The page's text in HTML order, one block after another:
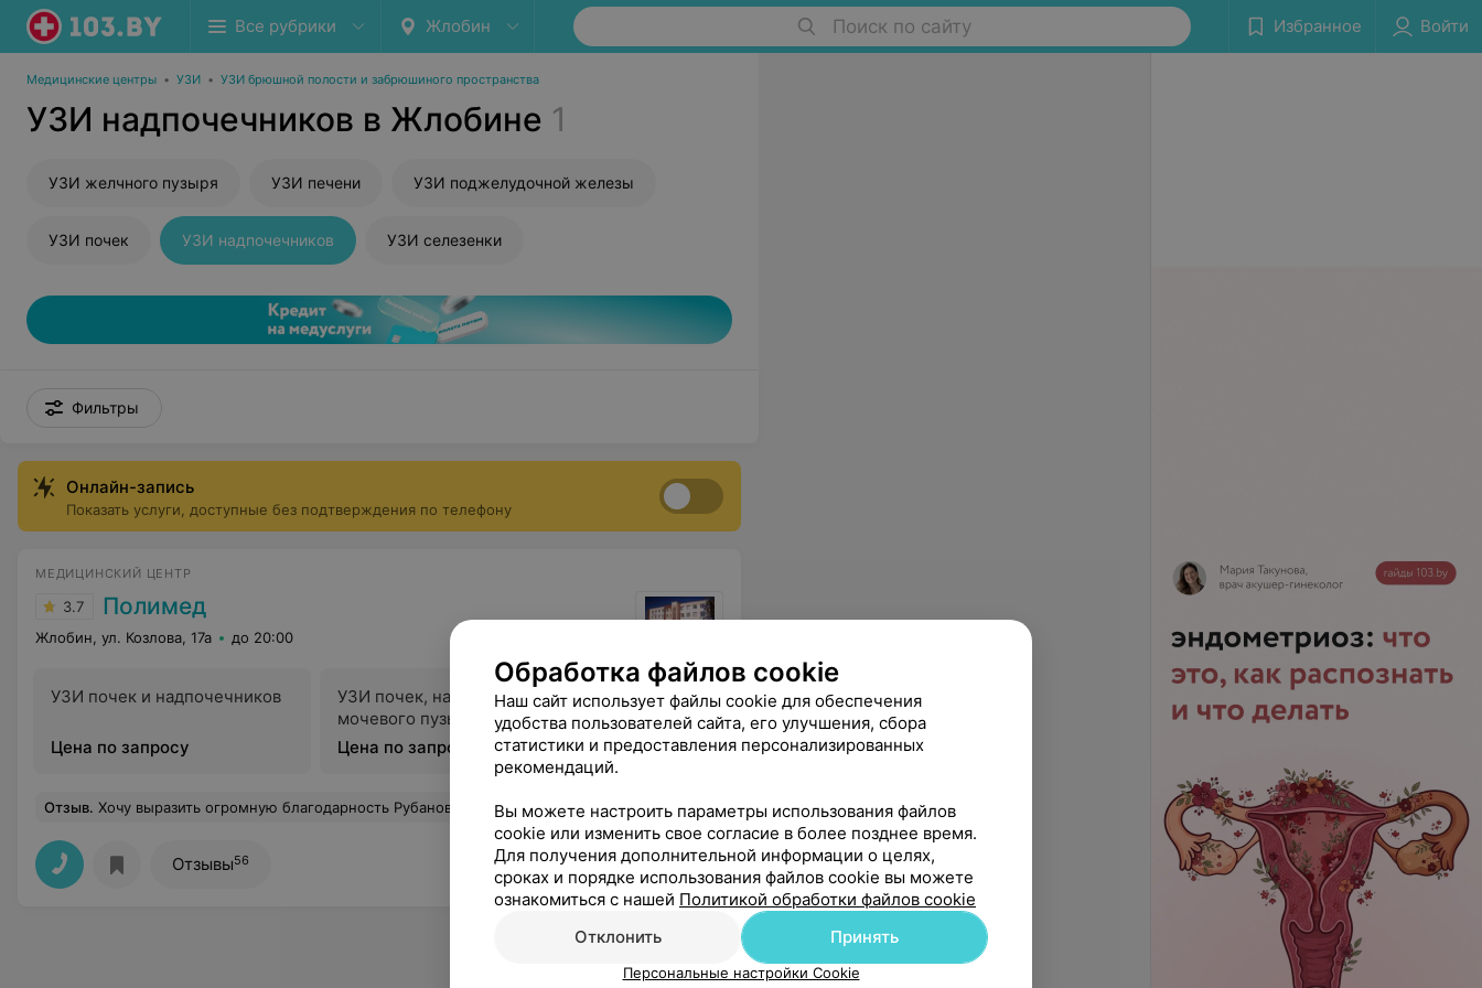
Все рубрики Жлобин Поиск по сайту Избранное Войти
Медицинские центры • УЗИ • УЗИ брюшной полости и забрюшиного пространства
УЗИ надпочечников в Жлобине 1
УЗИ желчного пузыря УЗИ печени УЗИ поджелудочной железы
УЗИ почек УЗИ надпочечников УЗИ селезенки
Фильтры
Онлайн-запись
Показать услуги, доступные без подтверждения по телефону
МЕДИЦИНСКИЙ ЦЕНТР
3.7 Полимед
Жлобин, ул. Козлова, 17а до 20:00
УЗИ почек и надпочечников
Цена по запросу
УЗИ почек, надпочечников и
мочевого пузыря
Цена по запросу
Все цены
Отзыв. Хочу выразить огромную благодарность Рубанову Л.Н. и сказать большое спасибо за мой новый "взгляд"! Прекрасный, очень вежливый и внимательный доктор. Профессионал своего дела! Успехов в Вашем творческом труде! Еще
Отзывы56
Обработка файлов cookie
Наш сайт использует файлы cookie для обеспечения
удобства пользователей сайта, его улучшения, сбора
статистики и предоставления персонализированных
рекомендаций.
Вы можете настроить параметры использования файлов
cookie или изменить свое согласие в более позднее время.
Для получения дополнительной информации о целях,
сроках и порядке использования файлов cookie вы можете
ознакомиться с нашей Политикой обработки файлов cookie
Отклонить
Принять
Персональные настройки Cookie